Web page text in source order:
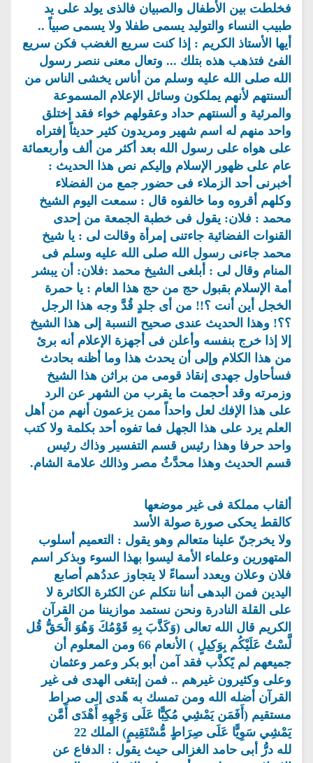
فخلطت بين الأطفال والصبيان فالذى يولد على يد
طبيب النساء والتوليد يسمى طفلا ولا يسمى صبياً ..
أيها الأستاذ الكريم : إذا كنت سريع الغضب فكن سريع
الفئ فتذهب هذه بتلك ... وتعال معنى ننصر رسول
الله صلى الله عليه وسلم من أناس يخشى الناس من
ألسنتهم لأنهم يملكون وسائل الإعلام المسموعة
والمرئية و ألسنتهم حداد وعقولهم خواء فقد إختلق
واحد منهم له اسم شهير ومريدون كثير حديثاً إفتراه
على هواه على رسول الله بعد أكثر من ألف وأربعمائة
عام على ظهور الإسلام وإليكم نص هذا الحديث :
أخبرنى أحد الزملاء فى حضور جمع من الفضلاء
وكلهم أقروه وما خالفوه قال : سمعت اليوم الشيخ
محمد : فلان: يقول فى خطبة الجمعة من إحدى
القنوات الفضائية جاءتنى إمرأة وقالت لى : يا شيخ
محمد جاءنى رسول الله صلى الله عليه وسلم فى
المنام وقال لى : أبلغى الشيخ محمد :فلان: أن يبشر
أمة الإسلام بقبول حج من حج هذا العام : يا حمرة
الخجل أين أنت ؟!! من أى جلدٍ قُدَّ وجه هذا الرجل
؟؟! وهذا الحديث عندى صحيح النسبة إلى هذا الشيخ
إلا إذا خرج بنفسه وأعلن فى أجهزة الإعلام أنه برئ
من هذا الكلام وإلى أن يحدث هذا وما أظنه بحادث
فسأحاول جهدى إنقاذ قومى من براثن هذا الشيخ
وزمرته وقد أحجمت ما يقرب من الشهر عن الرد
على هذا الإفك لعل واحداً ممن يزعمون أنهم من أهل
العلم يرد على هذا الجهل فما تفوه أحد بكلمة ولا كتب
واحد حرفا وهذا رئيس قسم التفسير وذاك رئيس
قسم الحديث وهذا محدَّثُ مصر وذالك علامة الشام.
ألقاب مملكة فى غير موضعها
كالقط يحكى صورة صولة الأسد
ولا يخرجنّ علينا متعالم وهو يقول : التعميم أسلوب
المتهورين وعلماء الأمة ليسوا بهذا السوء وبذكر اسم
فلان وعلان ويعدد أسماءً لا يتجاوز عددُهم أصابع
اليدين فمن البدهى أننا نتكلم عن الكثرة الكاثرة لا
على القلة النادرة ونحن نستمد موازيننا من القرآن
الكريم قال الله تعالى (وَكَذَّبَ بِهِ قَوْمُكَ وَهُوَ الْحَقُّ قُل
لَّسْتُ عَلَيْكُم بِوَكِيلٍ ) الأنعام 66 ومن المعلوم أن
جميعهم لم يًكذَّب فقد آمن أبو بكر وعمر وعثمان
وعلى وكثيرون غيرهم .. فمن إبتغى الهدى فى غير
القرآن أضله الله ومن تمسك به هًدى إلى صراط
مستقيم (أَفَمَن يَمْشِي مُكِبًّا عَلَى وَجْهِهِ أَهْدَى أَمَّن
يَمْشِي سَوِيًّا عَلَى صِرَاطٍ مُّسْتَقِيمٍ) الملك 22
لله درُّ أبى حامد الغزالى حيث يقول : الدفاع عن